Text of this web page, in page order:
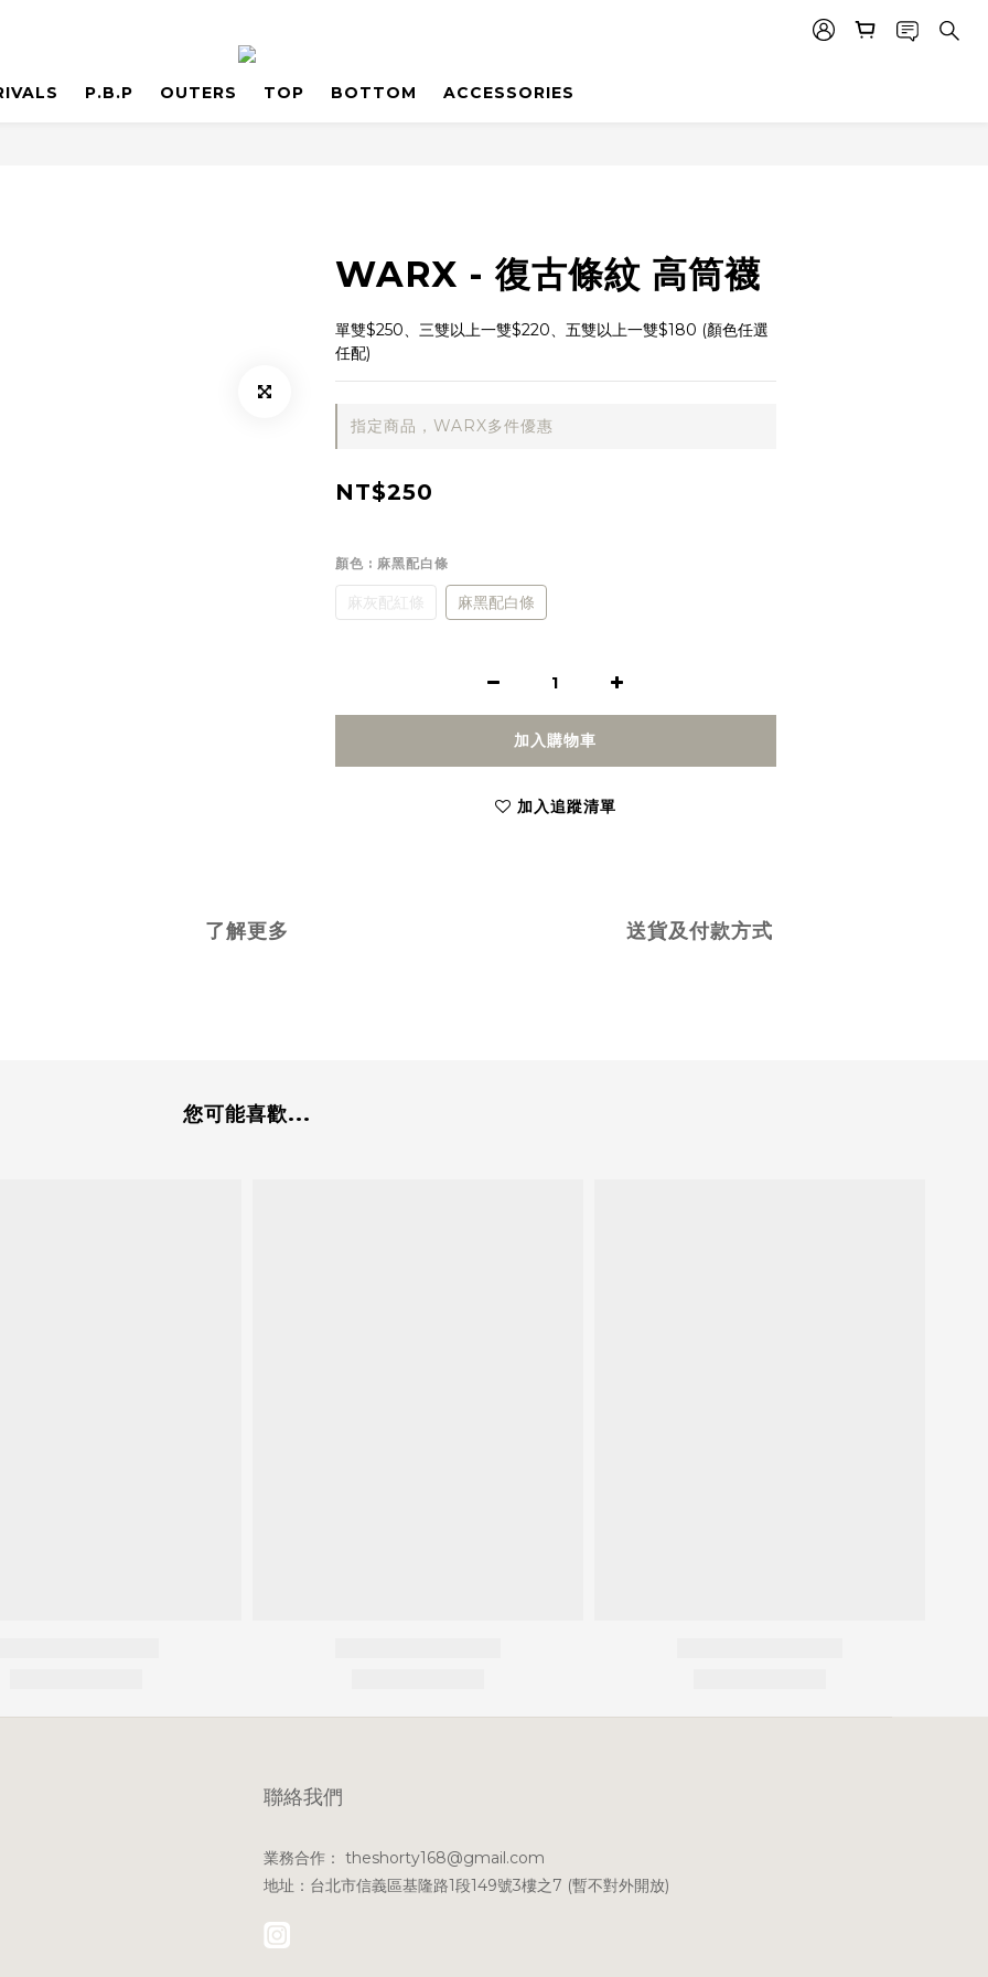
P.B.P OUTERS TOP BOTTOM ACCESSORIES
WARX - 復古條紋 高筒襪
單雙$250、三雙以上一雙$220、五雙以上一雙$180 (顏色任選
任配)
指定商品，WARX多件優惠
NT$250
顏色 : 麻黑配白條
麻灰配紅條 麻黑配白條
加入購物車
加入追蹤清單
了解更多 送貨及付款方式
您可能喜歡...
聯絡我們
業務合作： theshorty168@gmail.com
地址：台北市信義區基隆路1段149號3樓之7 (暫不對外開放)